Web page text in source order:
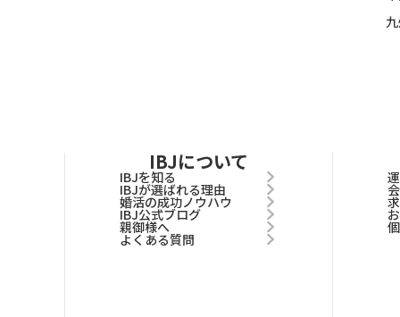
IBJについて
IBJを知る
IBJが選ばれる理由
婚活の成功ノウハウ
IBJ公式ブログ
親御様へ
よくある質問